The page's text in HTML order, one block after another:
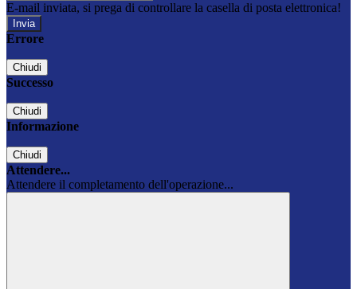
E-mail inviata, si prega di controllare la casella di posta elettronica!
Errore
Chiudi
Successo
Chiudi
Informazione
Chiudi
Attendere...
Attendere il completamento dell'operazione...